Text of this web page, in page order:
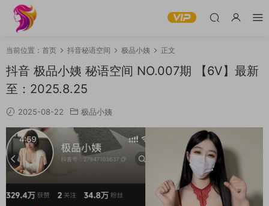
当前位置： 首页 抖音秘语空间 极品小姨 正文
抖音 极品小姨 秘语空间 NO.007期 【6V】最新
至：2025.8.25
2025-08-22 极品小姨